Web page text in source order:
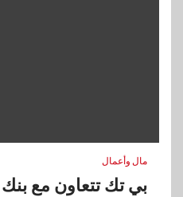
مال وأعمال
بي تك تتعاون مع